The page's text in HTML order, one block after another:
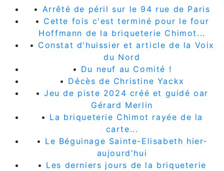
• Arrêté de péril sur le 94 rue de Paris
• Cette fois c'est terminé pour le four
Hoffmann de la briqueterie Chimot...
• Constat d'huissier et article de la Voix
du Nord
• Du neuf au Comité !
• Décès de Christine Yackx
•Jeu de piste 2024 créé et guidé oar
Gérard Merlin
• La briqueterie Chimot rayée de la
carte...
• Le Béguinage Sainte-Elisabeth hier-
aujourd'hui
• Les derniers jours de la briqueterie